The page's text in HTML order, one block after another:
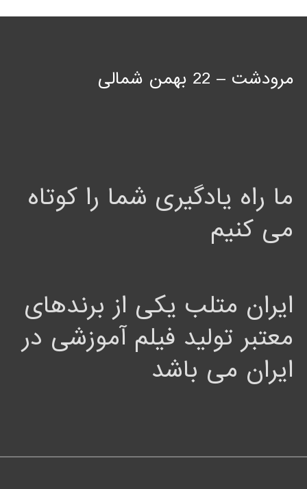
مرودشت – 22 بهمن شمالی
ما راه یادگیری شما را کوتاه
می کنیم
ایران متلب یکی از برندهای
معتبر تولید فیلم آموزشی در
ایران می باشد